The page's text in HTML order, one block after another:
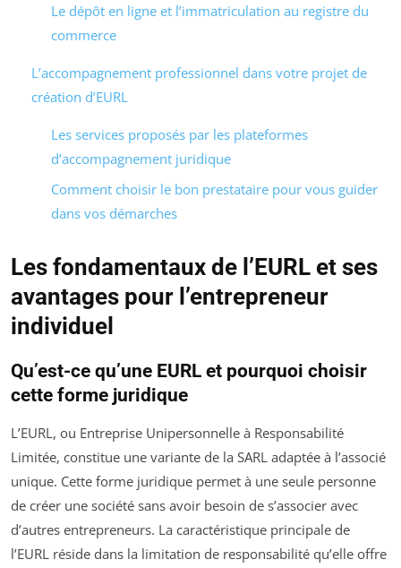
Le dépôt en ligne et l’immatriculation au registre du
commerce
L’accompagnement professionnel dans votre projet de
création d’EURL
Les services proposés par les plateformes
d’accompagnement juridique
Comment choisir le bon prestataire pour vous guider
dans vos démarches
Les fondamentaux de l’EURL et ses
avantages pour l’entrepreneur
individuel
Qu’est-ce qu’une EURL et pourquoi choisir
cette forme juridique
L’EURL, ou Entreprise Unipersonnelle à Responsabilité
Limitée, constitue une variante de la SARL adaptée à l’associé
unique. Cette forme juridique permet à une seule personne
de créer une société sans avoir besoin de s’associer avec
d’autres entrepreneurs. La caractéristique principale de
l’EURL réside dans la limitation de responsabilité qu’elle offre